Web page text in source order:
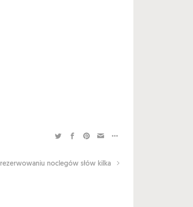
noclegów słów kilka